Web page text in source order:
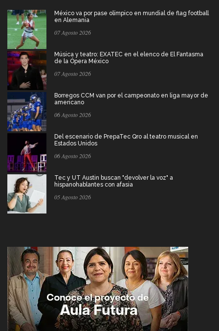
México va por pase olímpico en mundial de flag football
en Alemania
07 Agosto 2026
Música y teatro: EXATEC en el elenco de El Fantasma
de la Ópera México
07 Agosto 2026
Borregos CCM van por el campeonato en liga mayor de
americano
06 Agosto 2026
Del escenario de PrepaTec Qro al teatro musical en
Estados Unidos
06 Agosto 2026
Tec y UT Austin buscan "devolver la voz" a
hispanohablantes con afasia
05 Agosto 2026